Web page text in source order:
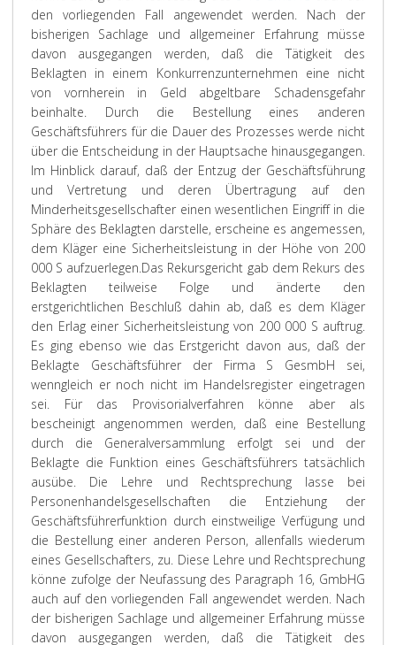
den vorliegenden Fall angewendet werden. Nach der
bisherigen Sachlage und allgemeiner Erfahrung müsse
davon ausgegangen werden, daß die Tätigkeit des
Beklagten in einem Konkurrenzunternehmen eine nicht
von vornherein in Geld abgeltbare Schadensgefahr
beinhalte. Durch die Bestellung eines anderen
Geschäftsführers für die Dauer des Prozesses werde nicht
über die Entscheidung in der Hauptsache hinausgegangen.
Im Hinblick darauf, daß der Entzug der Geschäftsführung
und Vertretung und deren Übertragung auf den
Minderheitsgesellschafter einen wesentlichen Eingriff in die
Sphäre des Beklagten darstelle, erscheine es angemessen,
dem Kläger eine Sicherheitsleistung in der Höhe von 200
000 S aufzuerlegen.Das Rekursgericht gab dem Rekurs des
Beklagten teilweise Folge und änderte den
erstgerichtlichen Beschluß dahin ab, daß es dem Kläger
den Erlag einer Sicherheitsleistung von 200 000 S auftrug.
Es ging ebenso wie das Erstgericht davon aus, daß der
Beklagte Geschäftsführer der Firma S GesmbH sei,
wenngleich er noch nicht im Handelsregister eingetragen
sei. Für das Provisorialverfahren könne aber als
bescheinigt angenommen werden, daß eine Bestellung
durch die Generalversammlung erfolgt sei und der
Beklagte die Funktion eines Geschäftsführers tatsächlich
ausübe. Die Lehre und Rechtsprechung lasse bei
Personenhandelsgesellschaften die Entziehung der
Geschäftsführerfunktion durch einstweilige Verfügung und
die Bestellung einer anderen Person, allenfalls wiederum
eines Gesellschafters, zu. Diese Lehre und Rechtsprechung
könne zufolge der Neufassung des Paragraph 16, GmbHG
auch auf den vorliegenden Fall angewendet werden. Nach
der bisherigen Sachlage und allgemeiner Erfahrung müsse
davon ausgegangen werden, daß die Tätigkeit des